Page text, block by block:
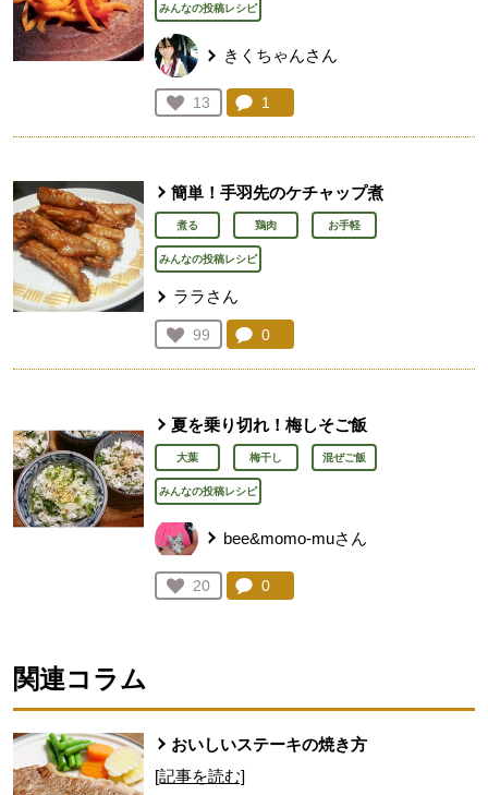
みんなの投稿レシピ
きくちゃんさん
お気に入り登録：
13
人が登録
コメント：
1
簡単！手羽先のケチャップ煮
煮る 鶏肉 お手軽
みんなの投稿レシピ
ララさん
お気に入り登録：
99
人が登録
コメント：
0
夏を乗り切れ！梅しそご飯
大葉 梅干し 混ぜご飯
みんなの投稿レシピ
bee&momo-muさん
お気に入り登録：
20
人が登録
コメント：
0
関連コラム
おいしいステーキの焼き方
[記事を読む]